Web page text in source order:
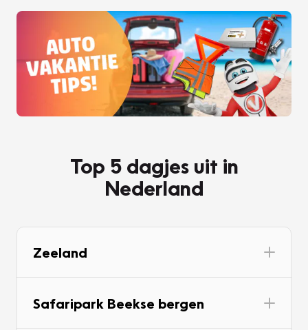
Top 5 dagjes uit in
Nederland
Zeeland
Safaripark Beekse bergen